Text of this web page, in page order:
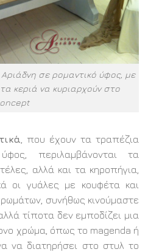
σε ρομαντικό ύφος, με
κεριά να κυριαρχούν στο
, που έχουν τα τραπέζια
περιλαμβάνονται τα
αλλά και τα κηροπήγια,
οι γυάλες με κουφέτα και
συνήθως κινούμαστε
τίποτα δεν εμποδίζει μια
χρώμα, όπως το magenda ή
να διατηρήσει στο στυλ το